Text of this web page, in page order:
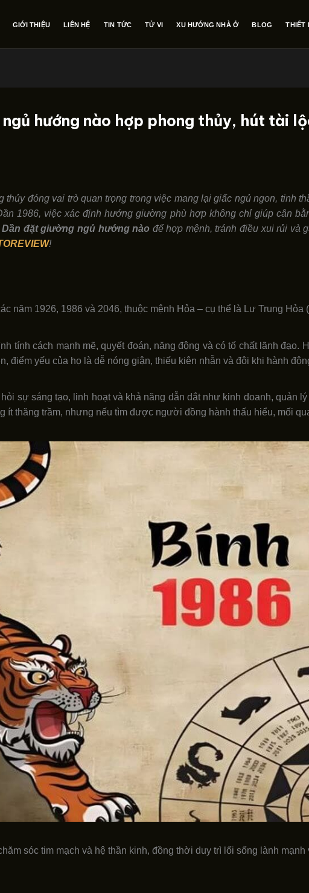
GIỚI THIỆU LIÊN HỆ TIN TỨC TỬ VI XU HƯỚNG NHÀ Ở BLOG THIẾT
hướng nào hợp phong thủy, hút tài
đóng vai trò quan trọng trong việc mang lại giấc ngủ ngon, tinh
1986, việc xác định hướng giường phù hợp không chỉ giúp cân
đặt giường ngủ hướng nào để hợp mệnh, tránh điều xui rủi và
!
năm 1926, 1986 và 2046, thuộc mệnh Hỏa – cụ thể là Lư Trung Hỏa
tính cách mạnh mẽ, quyết đoán, năng động và có tố chất lãnh đạo.
điểm yếu của họ là dễ nóng giận, thiếu kiên nhẫn và đôi khi hành
sự sáng tạo, linh hoạt và khả năng dẫn dắt như kinh doanh, quản
ít thăng trầm, nhưng nếu tìm được người đồng hành thấu hiểu, mối
sóc tim mạch và hệ thần kinh, đồng thời duy trì lối sống lành